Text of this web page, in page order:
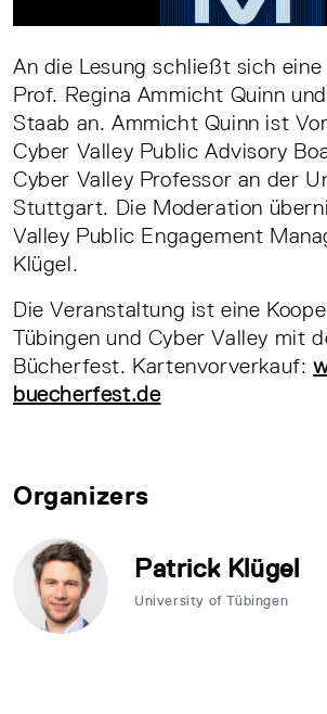
An die Lesung schließt sich
Prof. Regina Ammicht Quinn
Staab an. Ammicht Quinn ist
Cyber Valley Public Advisory
Cyber Valley Professor an der
Stuttgart. Die Moderation
Valley Public Engagement
Klügel.
Die Veranstaltung ist eine
Tübingen und Cyber Valley mit
Bücherfest. Kartenvorverkauf:
buecherfest.de
Organizers
Patrick Klügel
University of Tübingen